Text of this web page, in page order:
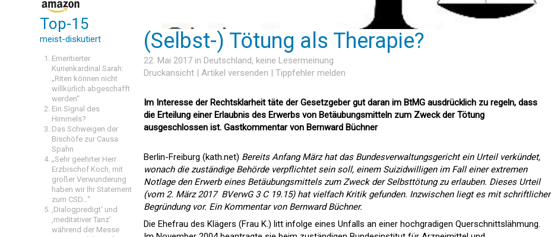
Top-15
meist-diskutiert
Emeritierter
Kurienkardinal Sarah:
„Riten können nicht
willkürlich abgeschafft
werden“
Ein Signal des
Himmels?
Das Schweigen der
Bischöfe zur Causa
Spahn
„Sehr geehrter Herr
Erzbischof Koch, mit
großer Verwunderung
haben wir Ihr Statement
zum CSD…“
‚Dialogpredigt‘ und
‚meditativer Tanz’
während der Messe
(Selbst-) Tötung als Therapie?
22. Mai 2017 in Deutschland, keine Lesermeinung
Druckansicht | Artikel versenden | Tippfehler melden
Im Interesse der Rechtsklarheit täte der Gesetzgeber gut daran im BtMG ausdrücklich zu regeln, dass
die Erteilung einer Erlaubnis des Erwerbs von Betäubungsmitteln zum Zweck der Tötung
ausgeschlossen ist. Gastkommentar von Bernward Büchner
Berlin-Freiburg (kath.net) Bereits Anfang März hat das Bundesverwaltungsgericht ein Urteil verkündet,
wonach die zuständige Behörde verpflichtet sein soll, einem Suizidwilligen im Fall einer extremen
Notlage den Erwerb eines Betäubungsmittels zum Zweck der Selbsttötung zu erlauben. Dieses Urteil
(vom 2. März 2017  BVerwG 3 C 19.15) hat vielfach Kritik gefunden. Inzwischen liegt es mit schriftlicher
Begründung vor. Ein Kommentar von Bernward Büchner.
Die Ehefrau des Klägers (Frau K.) litt infolge eines Unfalls an einer hochgradigen Querschnittslähmung.